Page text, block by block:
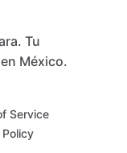
Tu
México.
Service